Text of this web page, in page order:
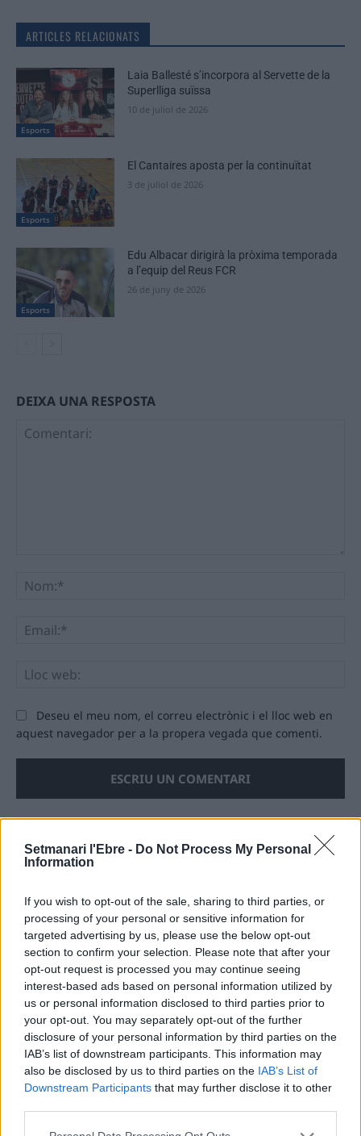
Setmanari l'Ebre - Do Not Process My Personal
Information
If you wish to opt-out of the sale, sharing to third parties, or
processing of your personal or sensitive information for
targeted advertising by us, please use the below opt-out
section to confirm your selection. Please note that after your
opt-out request is processed you may continue seeing
interest-based ads based on personal information utilized by
us or personal information disclosed to third parties prior to
your opt-out. You may separately opt-out of the further
disclosure of your personal information by third parties on the
IAB’s list of downstream participants. This information may
also be disclosed by us to third parties on the IAB’s List of
Downstream Participants that may further disclose it to other
ARTICLES RELACIONATS
Esports
Laia Ballesté s’incorpora al Servette de la
Superlliga suïssa
10 de juliol de 2026
Esports
El Cantaires aposta per la continuïtat
3 de juliol de 2026
Esports
Edu Albacar dirigirà la pròxima temporada
a l’equip del Reus FCR
26 de juny de 2026
DEIXA UNA RESPOSTA
Deseu el meu nom, el correu electrònic i el lloc web en
aquest navegador per a la propera vegada que comenti.
ÚLTIMES NOTÍCIES
Amposta recupera les Cases del Castell
i culmina un projecte estratègic que
vincula patrimoni, turisme i
gastronomia
6 d'agost de 2026
Els vestits de paper guanyen força
enguany amb més modistes i gairebé
40 peces a concurs
31 de juliol de 2026
“L’eclipsi serà una oportunitat també
per a gaudir de les Festes Majors